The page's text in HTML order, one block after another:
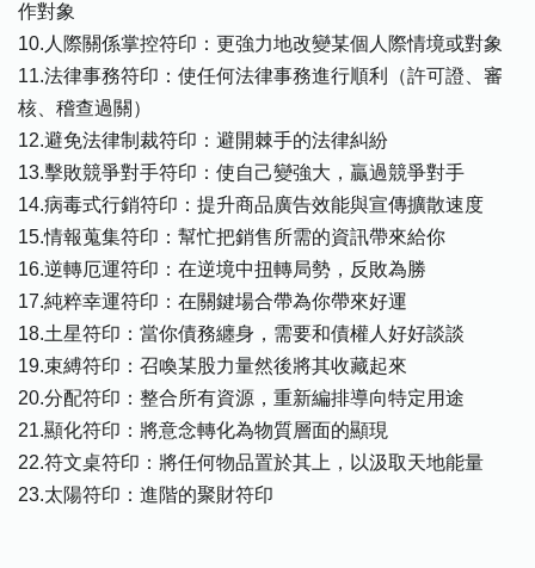
作對象
10.人際關係掌控符印：更強力地改變某個人際情境或對象
11.法律事務符印：使任何法律事務進行順利（許可證、審
核、稽查過關）
12.避免法律制裁符印：避開棘手的法律糾紛
13.擊敗競爭對手符印：使自己變強大，贏過競爭對手
14.病毒式行銷符印：提升商品廣告效能與宣傳擴散速度
15.情報蒐集符印：幫忙把銷售所需的資訊帶來給你
16.逆轉厄運符印：在逆境中扭轉局勢，反敗為勝
17.純粹幸運符印：在關鍵場合帶為你帶來好運
18.土星符印：當你債務纏身，需要和債權人好好談談
19.束縛符印：召喚某股力量然後將其收藏起來
20.分配符印：整合所有資源，重新編排導向特定用途
21.顯化符印：將意念轉化為物質層面的顯現
22.符文桌符印：將任何物品置於其上，以汲取天地能量
23.太陽符印：進階的聚財符印